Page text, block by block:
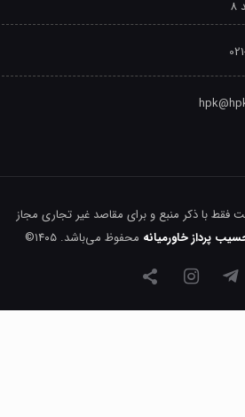
فقط با ذکر منبع و برای مقاصد غیر تجاری مجاز
پرداز خاورمیانه محفوظ می‌باشد. ۱۴۰۵©